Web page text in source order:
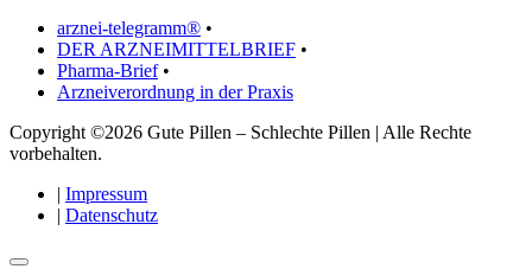
arznei-telegramm® •
DER ARZNEIMITTELBRIEF •
Pharma-Brief•
Arzneiverordnung in der Praxis
Copyright ©2026 Gute Pillen – Schlechte Pillen | Alle Rechte
vorbehalten.
| Impressum
| Datenschutz